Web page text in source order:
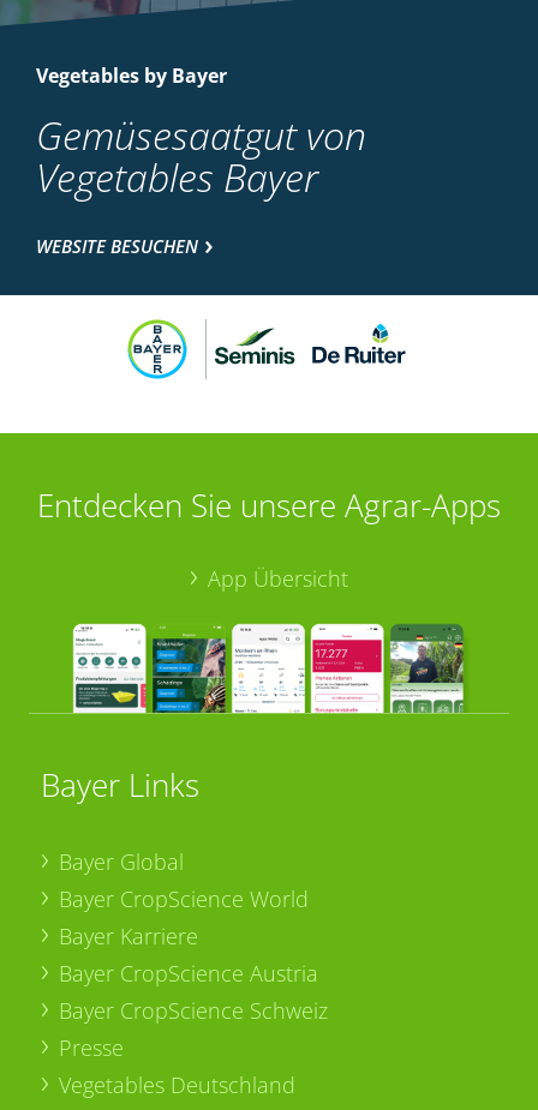
Vegetables by Bayer
Gemüsesaatgut von
Vegetables Bayer
WEBSITE BESUCHEN
Entdecken Sie unsere Agrar-Apps
App Übersicht
Bayer Links
Bayer Global
Bayer CropScience World
Bayer Karriere
Bayer CropScience Austria
Bayer CropScience Schweiz
Presse
Vegetables Deutschland